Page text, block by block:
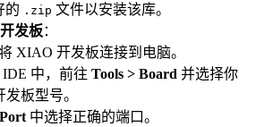
的 .zip 文件以安装该库。
发板：
XIAO 开发板连接到电脑。
中，前往 Tools > Board 并选择你
板型号。
中选择正确的端口。